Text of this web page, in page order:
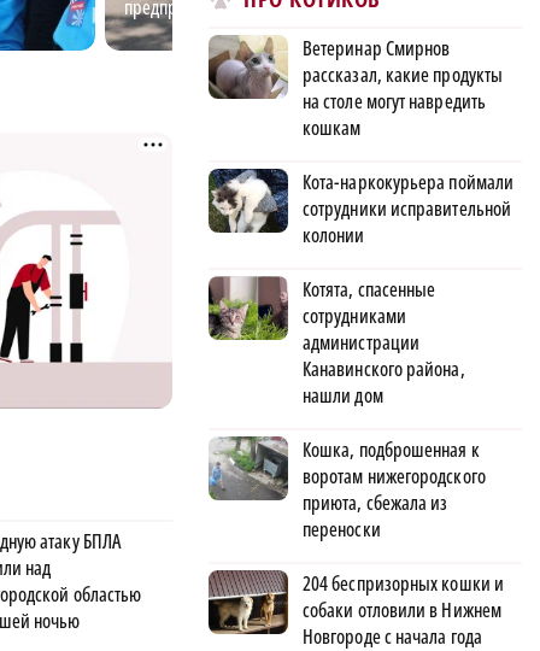
предприятия Нижнего
Новгорода
атаку БПЛА
над
областью
ночью
Ветеринар Смирнов
рассказал, какие продукты
на столе могут навредить
кошкам
Кота-наркокурьера поймали
сотрудники исправительной
колонии
Котята, спасенные
сотрудниками
администрации
Канавинского района,
нашли дом
Кошка, подброшенная к
воротам нижегородского
приюта, сбежала из
переноски
204 беспризорных кошки и
собаки отловили в Нижнем
Новгороде с начала года